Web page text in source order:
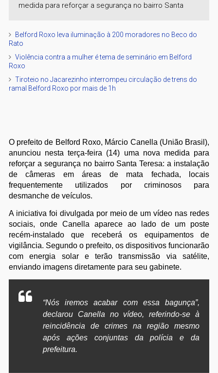
medida para reforçar a segurança no bairro Santa
Belford Roxo leva iluminação à 200 moradores no Beco do
Rato
Violência contra a mulher é tema de seminário em Belford
Roxo
Tiroteio no Jacarezinho interrompeu circulação de trens do
ramal Belford Roxo por mais de 1h
O prefeito de Belford Roxo, Márcio Canella (União Brasil),
anunciou nesta terça-feira (14) uma nova medida para
reforçar a segurança no bairro Santa Teresa: a instalação
de câmeras em áreas de mata fechada, locais
frequentemente utilizados por criminosos para
desmanche de veículos.
A iniciativa foi divulgada por meio de um vídeo nas redes
sociais, onde Canella aparece ao lado de um poste
recém-instalado que receberá os equipamentos de
vigilância. Segundo o prefeito, os dispositivos funcionarão
com energia solar e terão transmissão via satélite,
enviando imagens diretamente para seu gabinete.
“Nós iremos acabar com essa bagunça”,
declarou Canella no vídeo, referindo-se à
reincidência de crimes na região mesmo
após ações conjuntas da polícia e da
prefeitura.